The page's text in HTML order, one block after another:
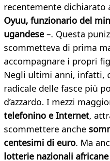
recentemente dichiarato
Oyuu, funzionario del
ugandese –. Questa
scommetteva di prima
accompagnare i propri
Negli ultimi anni, infatti,
radicale delle fasce più
d’azzardo. I mezzi
telefonino e Internet,
scommettere anche
centesimi di euro. Ma
lotterie nazionali africane